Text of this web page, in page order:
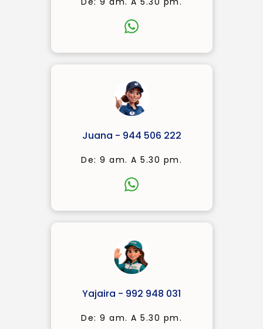
Juana - 944 506 222
De: 9 am. A 5.30 pm.
Yajaira - 992 948 031
De: 9 am. A 5.30 pm.